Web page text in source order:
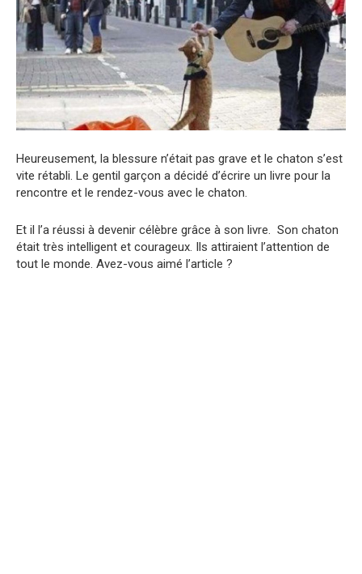
Heureusement, la blessure n’était pas grave et le chaton s’est
vite rétabli. Le gentil garçon a décidé d’écrire un livre pour la
rencontre et le rendez-vous avec le chaton.
Et il l’a réussi à devenir célèbre grâce à son livre. Son chaton
était très intelligent et courageux. Ils attiraient l’attention de
tout le monde. Avez-vous aimé l’article ?